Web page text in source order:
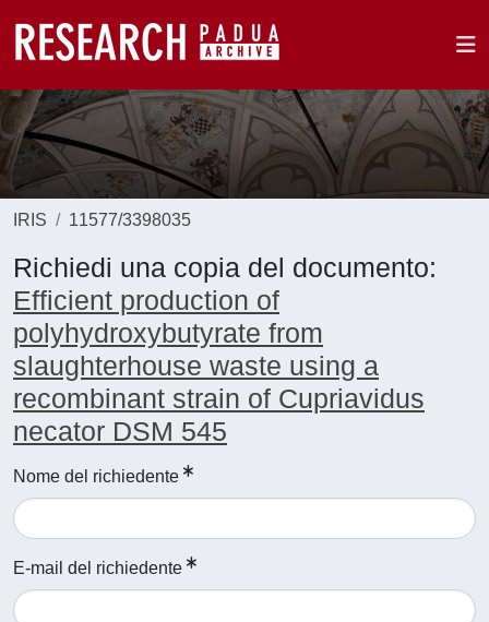
IRIS 11577/3398035
Richiedi una copia del documento:
Efficient production of
polyhydroxybutyrate from
slaughterhouse waste using a
recombinant strain of Cupriavidus
necator DSM 545
Nome del richiedente
E-mail del richiedente